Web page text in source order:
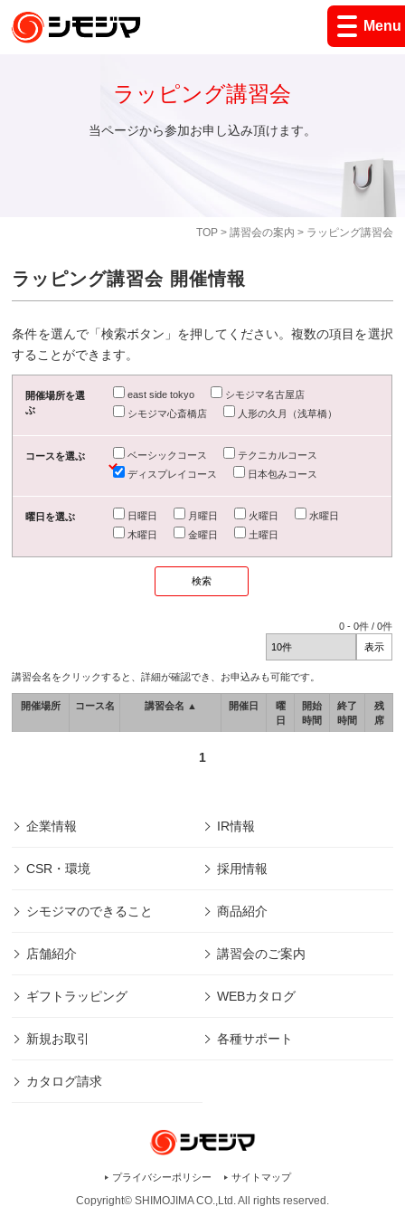
Menu
TOP> 講習会の案内 > ラッピング講習会
ラッピング講習会
当ページから参加お申し込み頂けます。
ラッピング講習会 開催情報
条件を選んで「検索ボタン」を押してください。複数の項目を選択
することができます。
開催場所を選
ぶ
east side tokyo
シモジマ名古屋店
シモジマ心斎橋店
人形の久月（浅草橋）
コースを選ぶ ベーシックコース
テクニカルコース
ディスプレイコース
日本包みコース
曜日を選ぶ 日曜日 月曜日 火曜日
水曜日
木曜日
金曜日 土曜日
0 -0件 /0件
講習会名をクリックすると、詳細が確認でき、お申込みも可能です。
開催場所 コース名 講習会名 ▲ 開催日
曜
日
開始
時間
終了
時間
残
席
1
企業情報 IR情報
CSR・環境 採用情報
シモジマのできること 商品紹介
店舗紹介 講習会のご案内
ギフトラッピング WEBカタログ
新規お取引 各種サポート
カタログ請求
プライバシーポリシー サイトマップ
Copyright© SHIMOJIMA CO.,Ltd. All rights reserved.